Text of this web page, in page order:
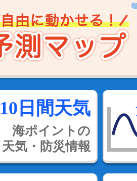
10日間天気
海ポイントの
天気・防災情報